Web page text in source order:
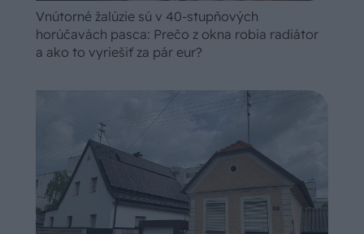
Vnútorné žalúzie sú v 40-stupňových
horúčavách pasca: Prečo z okna robia radiátor
a ako to vyriešiť za pár eur?